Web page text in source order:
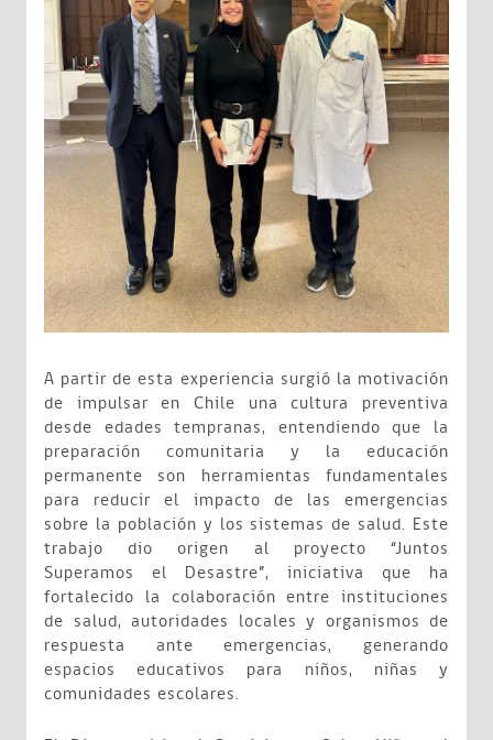
A partir de esta experiencia surgió la motivación
de impulsar en Chile una cultura preventiva
desde edades tempranas, entendiendo que la
preparación comunitaria y la educación
permanente son herramientas fundamentales
para reducir el impacto de las emergencias
sobre la población y los sistemas de salud. Este
trabajo dio origen al proyecto “Juntos
Superamos el Desastre”, iniciativa que ha
fortalecido la colaboración entre instituciones
de salud, autoridades locales y organismos de
respuesta ante emergencias, generando
espacios educativos para niños, niñas y
comunidades escolares.